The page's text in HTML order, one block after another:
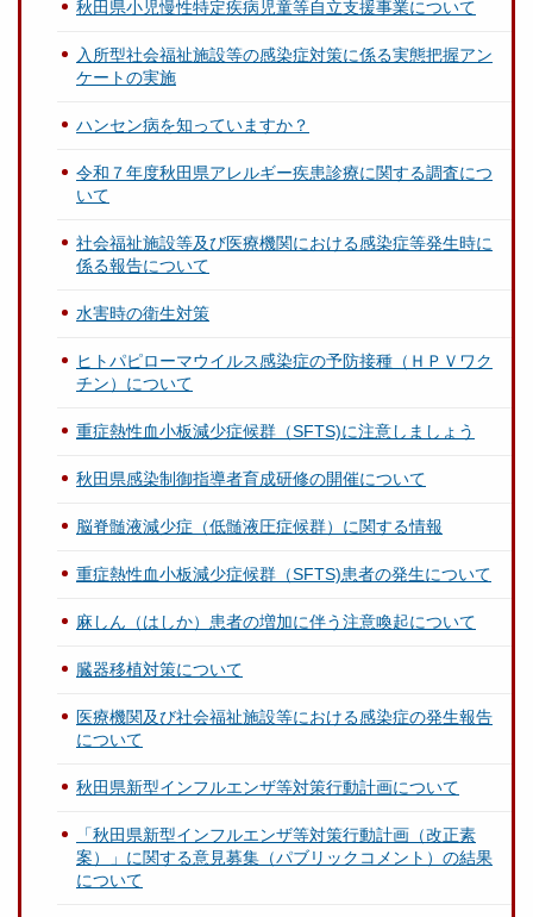
秋田県小児慢性特定疾病児童等自立支援事業について
入所型社会福祉施設等の感染症対策に係る実態把握アン
ケートの実施
ハンセン病を知っていますか？
令和７年度秋田県アレルギー疾患診療に関する調査につ
いて
社会福祉施設等及び医療機関における感染症等発生時に
係る報告について
水害時の衛生対策
ヒトパピローマウイルス感染症の予防接種（ＨＰＶワク
チン）について
重症熱性血小板減少症候群（SFTS)に注意しましょう
秋田県感染制御指導者育成研修の開催について
脳脊髄液減少症（低髄液圧症候群）に関する情報
重症熱性血小板減少症候群（SFTS)患者の発生について
麻しん（はしか）患者の増加に伴う注意喚起について
臓器移植対策について
医療機関及び社会福祉施設等における感染症の発生報告
について
秋田県新型インフルエンザ等対策行動計画について
「秋田県新型インフルエンザ等対策行動計画（改正素
案）」に関する意見募集（パブリックコメント）の結果
について